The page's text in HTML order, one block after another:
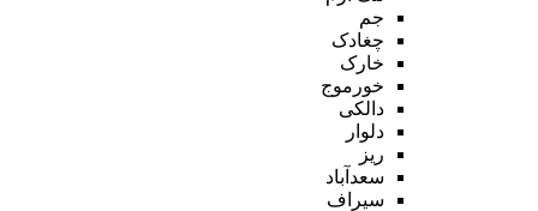
جم
چغادک
خارک
خورموج
دالکی
دلوار
ریز
سعدآباد
سیراف